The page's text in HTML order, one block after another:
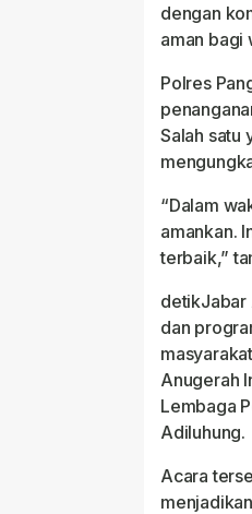
dengan
aman bagi
Polres
Salah satu
“Dalam
amankan.
terbaik,”
detikJabar
dan
Anugerah
Lembaga
Adiluhung.
Acara